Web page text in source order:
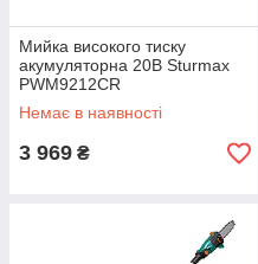
Мийка високого тиску
акумуляторна 20В Sturmax
PWM9212CR
Немає в наявності
3 969 ₴